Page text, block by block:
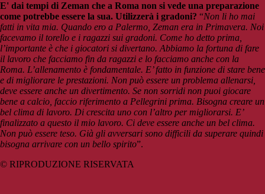
E' dai tempi di Zeman che a Roma non si vede una preparazione
come potrebbe essere la sua. Utilizzerà i gradoni? “Non li ho mai
fatti in vita mia. Quando ero a Palermo, Zeman era in Primavera. Noi
facevamo il torello e i ragazzi sui gradoni. Come ho detto prima,
l’importante è che i giocatori si divertano. Abbiamo la fortuna di fare
il lavoro che facciamo fin da ragazzi e lo facciamo anche con la
Roma. L’allenamento è fondamentale. E’ fatto in funzione di stare bene
e di migliorare le prestazioni. Non può essere un problema allenarsi,
deve essere anche un divertimento. Se non sorridi non puoi giocare
bene a calcio, faccio riferimento a Pellegrini prima. Bisogna creare un
bel clima di lavoro. Di crescita uno con l’altro per migliorarsi. E’
finalizzato a questo il mio lavoro. Ci deve essere anche un bel clima.
Non può essere teso. Già gli avversari sono difficili da superare quindi
bisogna arrivare con un bello spirito”.
© RIPRODUZIONE RISERVATA